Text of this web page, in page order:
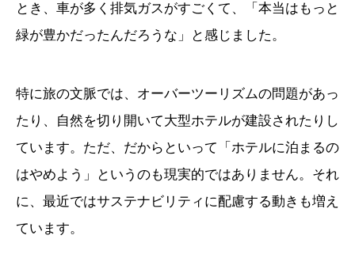
とき、車が多く排気ガスがすごくて、「本当はもっと
緑が豊かだったんだろうな」と感じました。
特に旅の文脈では、オーバーツーリズムの問題があっ
たり、自然を切り開いて大型ホテルが建設されたりし
ています。ただ、だからといって「ホテルに泊まるの
はやめよう」というのも現実的ではありません。それ
に、最近ではサステナビリティに配慮する動きも増え
ています。